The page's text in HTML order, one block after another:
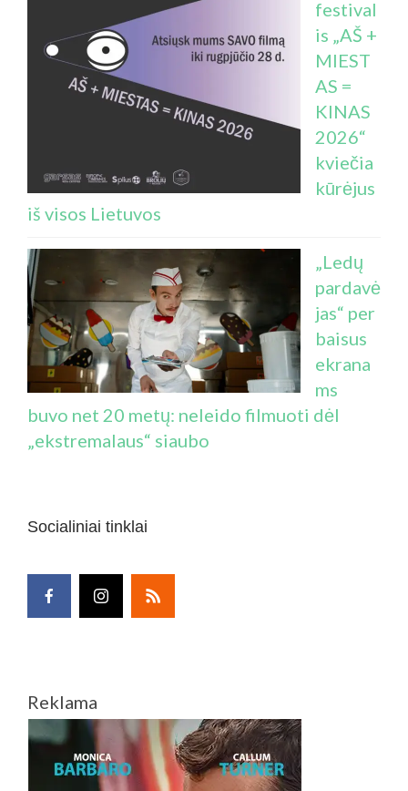
festival
is „AŠ +
MIEST
AS =
KINAS
2026“
kviečia
kūrėjus
iš visos Lietuvos
„Ledų
pardavė
jas“ per
baisus
ekrana
ms
buvo net 20 metų: neleido filmuoti dėl
„ekstremalaus“ siaubo
Socialiniai tinklai
Reklama